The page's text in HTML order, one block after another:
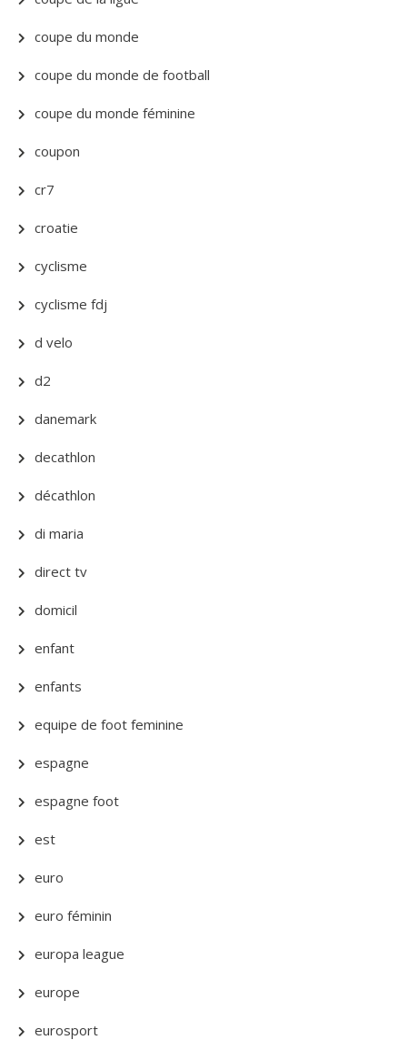
coupe du monde
coupe du monde de football
coupe du monde féminine
coupon
cr7
croatie
cyclisme
cyclisme fdj
d velo
d2
danemark
decathlon
décathlon
di maria
direct tv
domicil
enfant
enfants
equipe de foot feminine
espagne
espagne foot
est
euro
euro féminin
europa league
europe
eurosport